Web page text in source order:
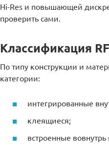
Hi-Res и повышающей
проверить сами.
Классификация
По типу конструкции и
категории:
интегрированные
клеящиеся;
встроенные вовнутрь